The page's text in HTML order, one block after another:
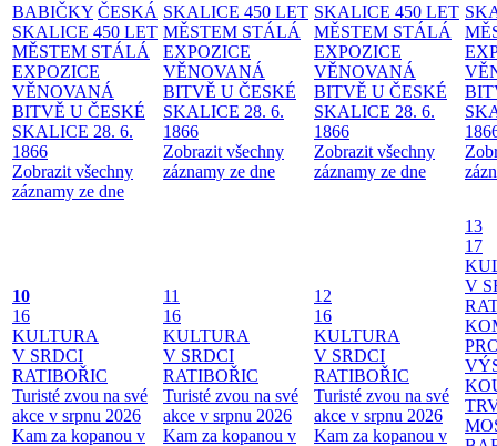
BABIČKY ČESKÁ
SKALICE 450 LET
MĚSTEM STÁLÁ
EXPOZICE
VĚNOVANÁ
BITVĚ U ČESKÉ
SKALICE 28. 6.
1866
Zobrazit všechny
záznamy ze dne
SKALICE 450 LET
MĚSTEM STÁLÁ
EXPOZICE
VĚNOVANÁ
BITVĚ U ČESKÉ
SKALICE 28. 6.
1866
Zobrazit všechny
záznamy ze dne
SKALICE 450 LET
MĚSTEM STÁLÁ
EXPOZICE
VĚNOVANÁ
BITVĚ U ČESKÉ
SKALICE 28. 6.
1866
Zobrazit všechny
záznamy ze dne
10
16
KULTURA
V SRDCI
RATIBOŘIC
Turisté zvou na své
akce v srpnu 2026
Kam za kopanou v
11
16
KULTURA
V SRDCI
RATIBOŘIC
Turisté zvou na své
akce v srpnu 2026
Kam za kopanou v
12
16
KULTURA
V SRDCI
RATIBOŘIC
Turisté zvou na své
akce v srpnu 2026
Kam za kopanou v
13
17
V